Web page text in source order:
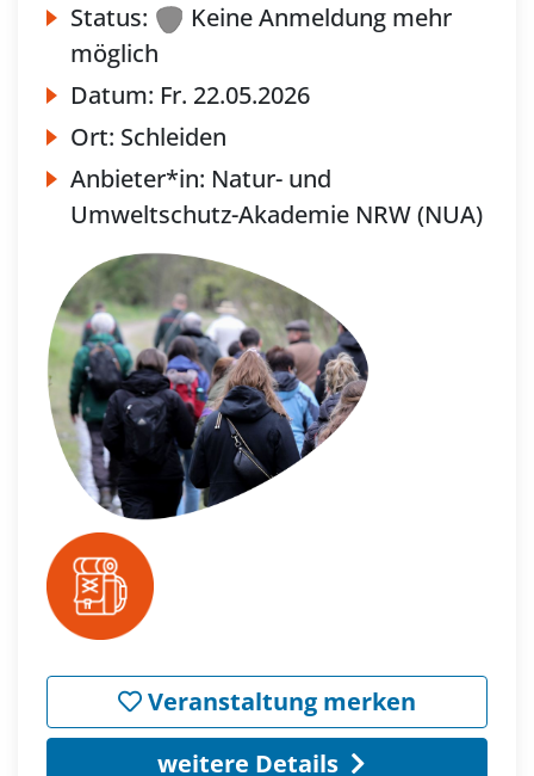
Status:
Keine Anmeldung mehr
möglich
Datum: Fr. 22.05.2026
Ort: Schleiden
Anbieter*in: Natur- und
Umweltschutz-Akademie NRW (NUA)
Veranstaltung merken
weitere Details